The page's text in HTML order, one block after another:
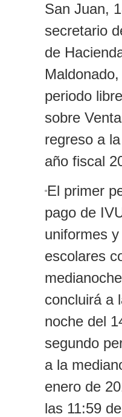
San Juan,
secretario
de
periodo
sobre
regreso a
año fiscal
“El primer
pago de
uniformes
escolares
concluirá a
noche del
segundo
a la
enero de
las 11:59